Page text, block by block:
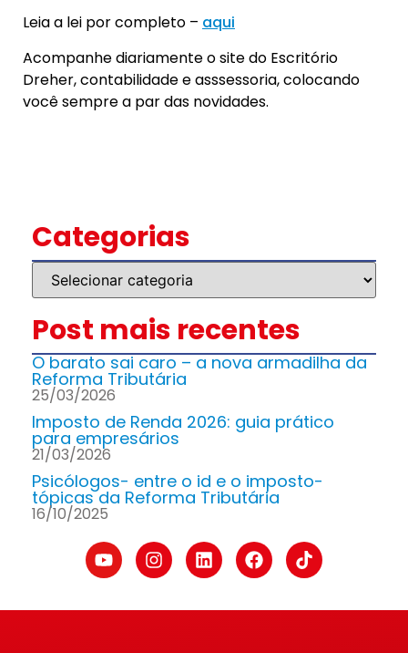
Leia a lei por completo – aqui
Acompanhe diariamente o site do Escritório
Dreher, contabilidade e asssessoria, colocando
você sempre a par das novidades.
Categorias
Post mais recentes
O barato sai caro – a nova armadilha da
Reforma Tributária
25/03/2026
Imposto de Renda 2026: guia prático
para empresários
21/03/2026
Psicólogos- entre o id e o imposto-
tópicas da Reforma Tributária
16/10/2025